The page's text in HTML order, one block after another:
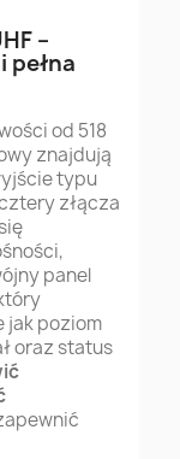
–
pełna
od 518
znajdują
typu
złącza
panel
jak poziom
oraz status